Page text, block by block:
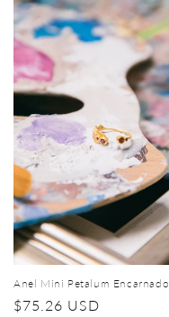
Anel Mini Petalum Encarnado
Preço
$75.26 USD